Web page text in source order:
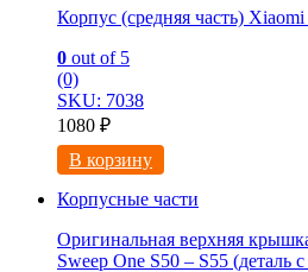
Корпус (средняя часть)
0 out of 5
(0)
SKU: 7038
1080 ₽
В корзину
Корпусные части
Оригинальная верхняя
Sweep One S50 – S55 (деталь